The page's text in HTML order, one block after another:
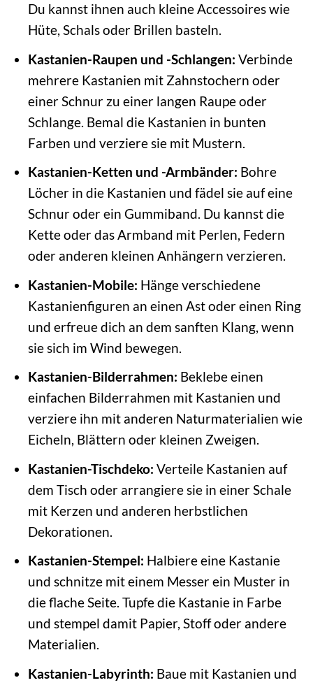
Du kannst ihnen auch kleine Accessoires wie
Hüte, Schals oder Brillen basteln.
Kastanien-Raupen und -Schlangen: Verbinde
mehrere Kastanien mit Zahnstochern oder
einer Schnur zu einer langen Raupe oder
Schlange. Bemal die Kastanien in bunten
Farben und verziere sie mit Mustern.
Kastanien-Ketten und -Armbänder: Bohre
Löcher in die Kastanien und fädel sie auf eine
Schnur oder ein Gummiband. Du kannst die
Kette oder das Armband mit Perlen, Federn
oder anderen kleinen Anhängern verzieren.
Kastanien-Mobile: Hänge verschiedene
Kastanienfiguren an einen Ast oder einen Ring
und erfreue dich an dem sanften Klang, wenn
sie sich im Wind bewegen.
Kastanien-Bilderrahmen: Beklebe einen
einfachen Bilderrahmen mit Kastanien und
verziere ihn mit anderen Naturmaterialien wie
Eicheln, Blättern oder kleinen Zweigen.
Kastanien-Tischdeko: Verteile Kastanien auf
dem Tisch oder arrangiere sie in einer Schale
mit Kerzen und anderen herbstlichen
Dekorationen.
Kastanien-Stempel: Halbiere eine Kastanie
und schnitze mit einem Messer ein Muster in
die flache Seite. Tupfe die Kastanie in Farbe
und stempel damit Papier, Stoff oder andere
Materialien.
Kastanien-Labyrinth: Baue mit Kastanien und